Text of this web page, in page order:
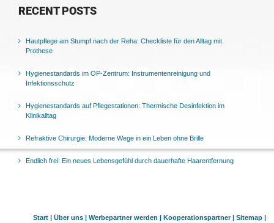
RECENT POSTS
Hautpflege am Stumpf nach der Reha: Checkliste für den Alltag mit
Prothese
Hygienestandards im OP-Zentrum: Instrumentenreinigung und
Infektionsschutz
Hygienestandards auf Pflegestationen: Thermische Desinfektion im
Klinikalltag
Refraktive Chirurgie: Moderne Wege in ein Leben ohne Brille
Endlich frei: Ein neues Lebensgefühl durch dauerhafte Haarentfernung
Start | Über uns | Werbepartner werden | Kooperationspartner | Sitemap |